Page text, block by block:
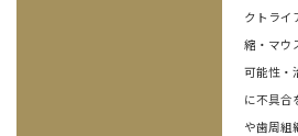
クトライ
縮・マウ
可能性・
に不具合
や歯周組